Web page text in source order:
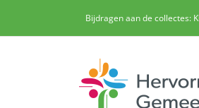
Bijdragen aan de collectes: